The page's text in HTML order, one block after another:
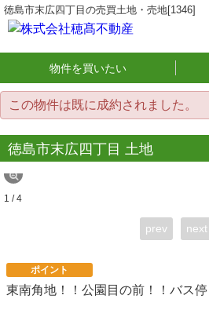
徳島市末広四丁目の売買土地・売地[1346]
物件を買いたい
この物件は既に成約されました。
徳島市末広四丁目 土地
1 / 4
prev next
ポイント
東南角地！！公園目の前！！バス停